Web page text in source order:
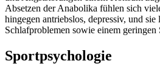
Absetzen der Anabolika fühlen sich
hingegen antriebslos, depressiv, und sie
Schlafproblemen sowie einem
Sportpsychologie